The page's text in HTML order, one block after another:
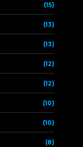
(15)
(13)
(13)
(12)
(12)
(10)
(10)
(8)